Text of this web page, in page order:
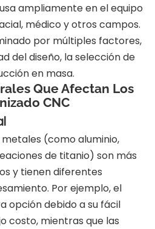
ampliamente en el equipo
médico y otros campos.
por múltiples factores,
del diseño, la selección de
en masa.
Que Afectan Los
CNC
metales (como aluminio,
de titanio) son más
y tienen diferentes
Por ejemplo, el
opción debido a su fácil
costo, mientras que las